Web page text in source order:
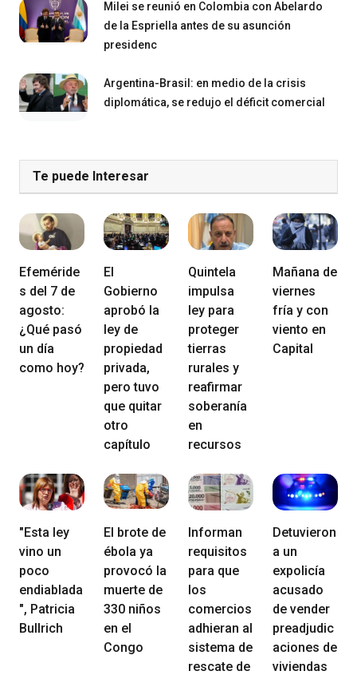
Milei se reunió en Colombia con Abelardo
de la Espriella antes de su asunción
presidenc
Argentina-Brasil: en medio de la crisis
diplomática, se redujo el déficit comercial
Te puede Interesar
Efeméride
s del 7 de
agosto:
¿Qué pasó
un día
como hoy?
El
Gobierno
aprobó la
ley de
propiedad
privada,
pero tuvo
que quitar
otro
capítulo
Quintela
impulsa
ley para
proteger
tierras
rurales y
reafirmar
soberanía
en
recursos
Mañana de
viernes
fría y con
viento en
Capital
"Esta ley
vino un
poco
endiablada
", Patricia
Bullrich
El brote de
ébola ya
provocó la
muerte de
330 niños
en el
Congo
Informan
requisitos
para que
los
comercios
adhieran al
sistema de
rescate de
Detuvieron
a un
expolicía
acusado
de vender
preadjudic
aciones de
viviendas